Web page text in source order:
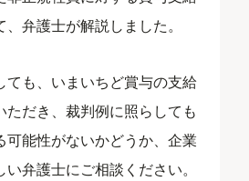
弁護士が解説しました。
ても、いまいちど賞与の支給
ただき、裁判例に照らしても
可能性がないかどうか、企業
弁護士にご相談ください。